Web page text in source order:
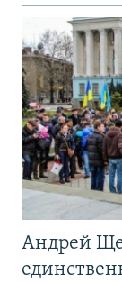
Андрей